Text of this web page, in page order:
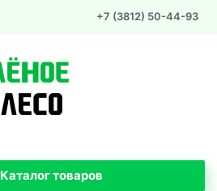
+7 (3812) 50-44-93
Каталог товаров